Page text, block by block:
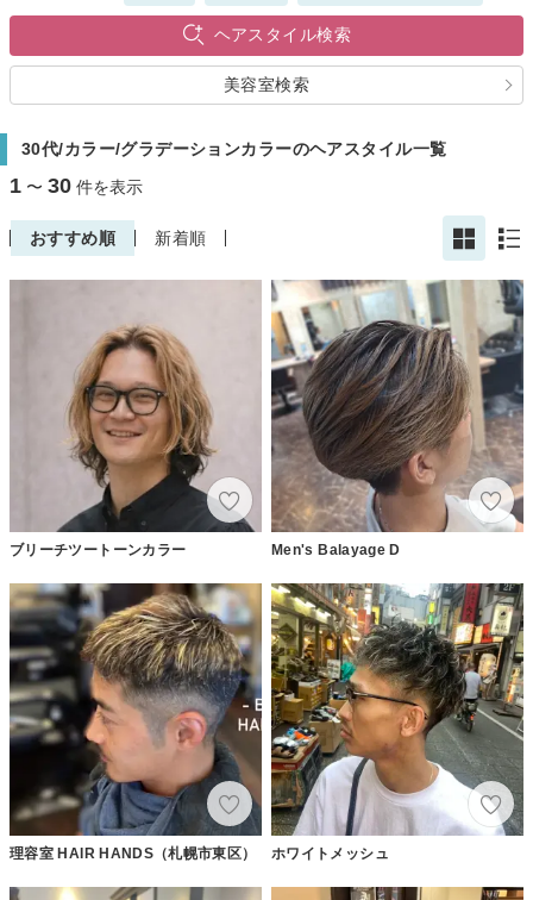
ヘアスタイル検索
美容室検索
30代/カラー/グラデーションカラーのヘアスタイル一覧
1 〜 30 件を表示
おすすめ順 新着順
ブリーチツートーンカラー Men's Balayage D
理容室 HAIR HANDS（札幌市東区） ホワイトメッシュ